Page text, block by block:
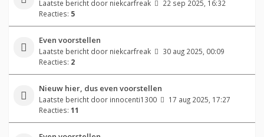
Laatste bericht door niekcarfreak
22 sep 2025, 16:32
Reacties: 5
Even voorstellen
Laatste bericht door niekcarfreak
30 aug 2025, 00:09
Reacties: 2
Nieuw hier, dus even voorstellen
Laatste bericht door innocenti1300
17 aug 2025, 17:27
Reacties: 11